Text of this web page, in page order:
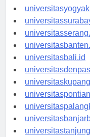
universitasbali.id